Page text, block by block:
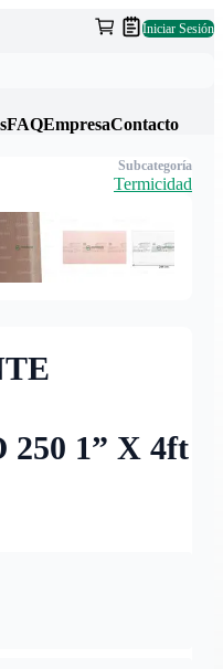
Iniciar Sesión
FAQEmpresaContacto
1” X 4ft
Subcategoría
Termicidad